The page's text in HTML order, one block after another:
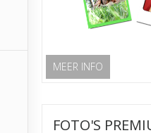
MEER INFO
FOTO'S